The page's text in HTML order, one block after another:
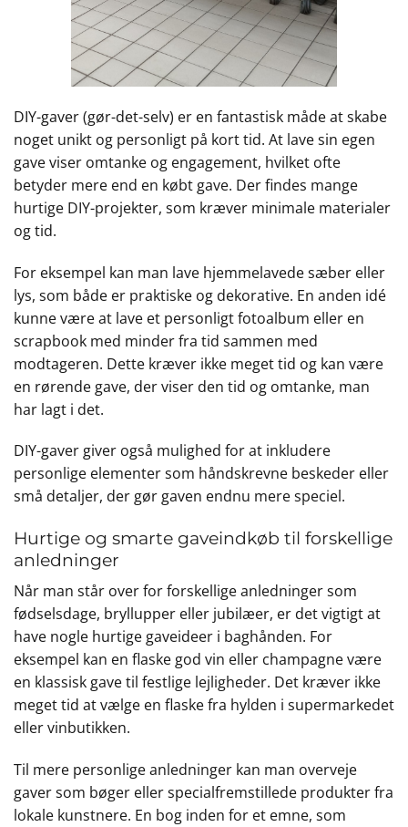
DIY-gaver (gør-det-selv) er en fantastisk måde at skabe
noget unikt og personligt på kort tid. At lave sin egen
gave viser omtanke og engagement, hvilket ofte
betyder mere end en købt gave. Der findes mange
hurtige DIY-projekter, som kræver minimale materialer
og tid.
For eksempel kan man lave hjemmelavede sæber eller
lys, som både er praktiske og dekorative. En anden idé
kunne være at lave et personligt fotoalbum eller en
scrapbook med minder fra tid sammen med
modtageren. Dette kræver ikke meget tid og kan være
en rørende gave, der viser den tid og omtanke, man
har lagt i det.
DIY-gaver giver også mulighed for at inkludere
personlige elementer som håndskrevne beskeder eller
små detaljer, der gør gaven endnu mere speciel.
Hurtige og smarte gaveindkøb til forskellige
anledninger
Når man står over for forskellige anledninger som
fødselsdage, bryllupper eller jubilæer, er det vigtigt at
have nogle hurtige gaveideer i baghånden. For
eksempel kan en flaske god vin eller champagne være
en klassisk gave til festlige lejligheder. Det kræver ikke
meget tid at vælge en flaske fra hylden i supermarkedet
eller vinbutikken.
Til mere personlige anledninger kan man overveje
gaver som bøger eller specialfremstillede produkter fra
lokale kunstnere. En bog inden for et emne, som